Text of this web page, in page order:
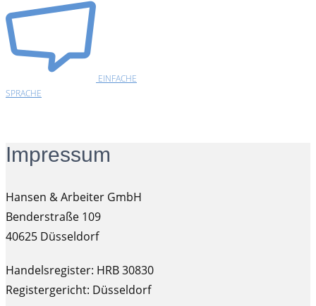
EINFACHE
SPRACHE
Impressum
Hansen & Arbeiter GmbH
Benderstraße 109
40625 Düsseldorf
Handelsregister: HRB 30830
Registergericht: Düsseldorf